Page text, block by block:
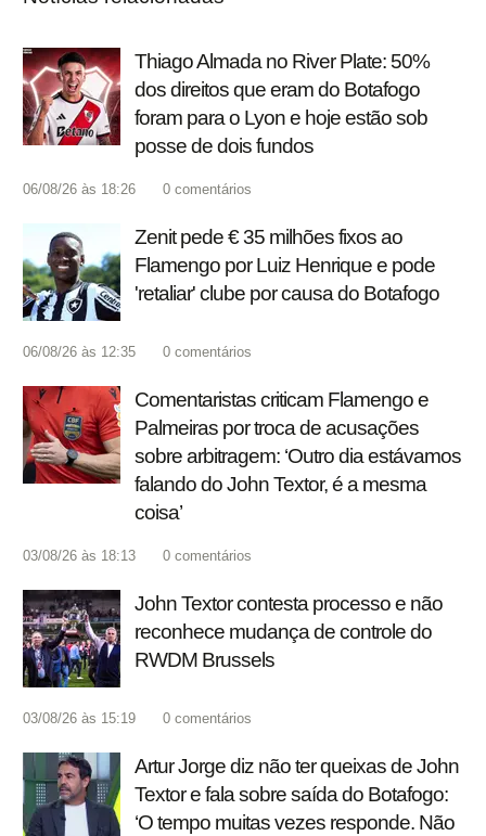
Thiago Almada no River Plate: 50%
dos direitos que eram do Botafogo
foram para o Lyon e hoje estão sob
posse de dois fundos
06/08/26 às 18:26 0 comentários
Zenit pede € 35 milhões fixos ao
Flamengo por Luiz Henrique e pode
'retaliar' clube por causa do Botafogo
06/08/26 às 12:35 0 comentários
Comentaristas criticam Flamengo e
Palmeiras por troca de acusações
sobre arbitragem: ‘Outro dia estávamos
falando do John Textor, é a mesma
coisa’
03/08/26 às 18:13 0 comentários
John Textor contesta processo e não
reconhece mudança de controle do
RWDM Brussels
03/08/26 às 15:19 0 comentários
Artur Jorge diz não ter queixas de John
Textor e fala sobre saída do Botafogo:
‘O tempo muitas vezes responde. Não